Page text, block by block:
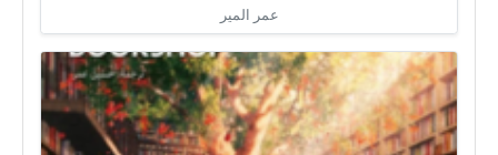
عمر المير